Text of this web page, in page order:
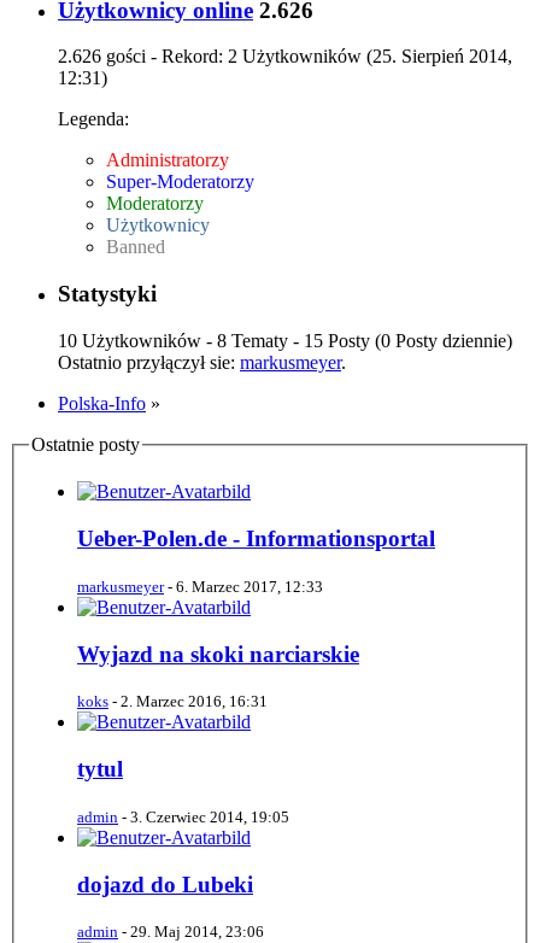
Użytkownicy online 2.626
2.626 gości - Rekord: 2 Użytkowników (25. Sierpień 2014,
12:31)
Legenda:
Administratorzy
Super-Moderatorzy
Moderatorzy
Użytkownicy
Banned
Statystyki
10 Użytkowników - 8 Tematy - 15 Posty (0 Posty dziennie)
Ostatnio przyłączył sie: markusmeyer.
Polska-Info »
Ostatnie posty
Ueber-Polen.de - Informationsportal
markusmeyer- 6. Marzec 2017, 12:33
Wyjazd na skoki narciarskie
koks - 2. Marzec 2016, 16:31
tytul
admin - 3. Czerwiec 2014, 19:05
dojazd do Lubeki
admin - 29. Maj 2014, 23:06